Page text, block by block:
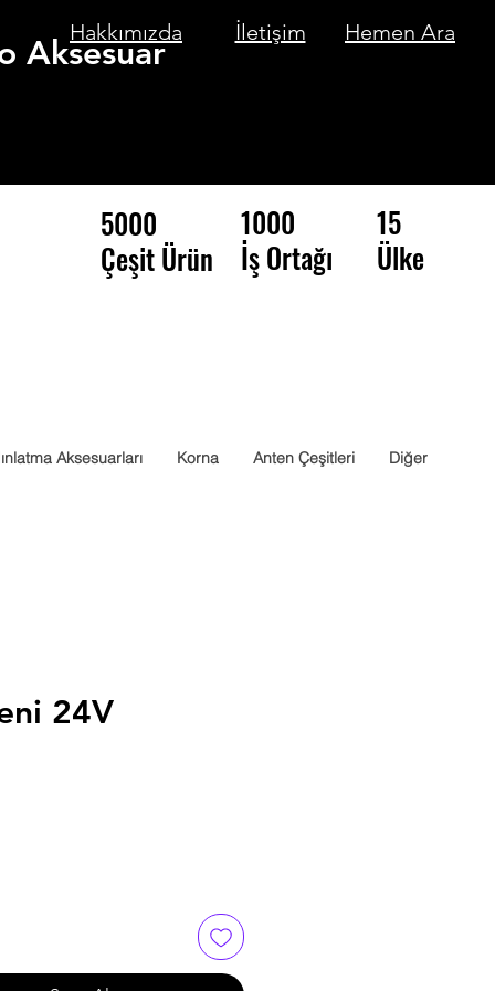
Aksesuar
Hakkımızda İletişim Hemen Ara
5000
Çeşit Ürün
1000
İş Ortağı
15
Ülke
Aksesuarları Korna Anten Çeşitleri Diğer
24V